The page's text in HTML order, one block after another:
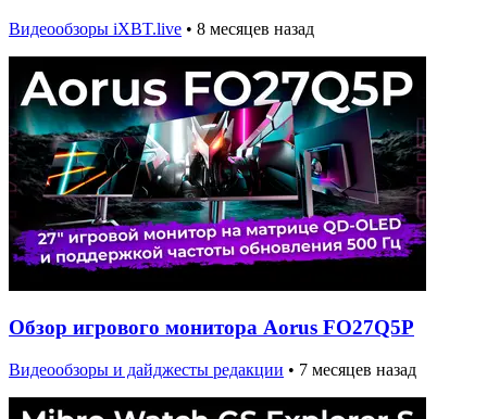
Видеообзоры iXBT.live • 8 месяцев назад
Обзор игрового монитора Aorus FO27Q5P
Видеообзоры и дайджесты редакции • 7 месяцев назад